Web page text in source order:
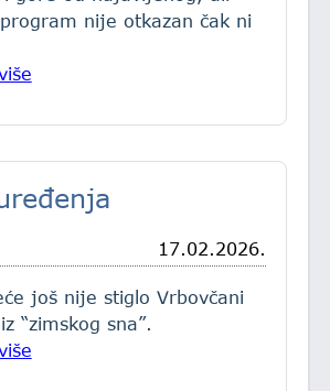
nije otkazan čak ni
17.02.2026.
još nije stiglo Vrbovčani
“zimskog sna”.